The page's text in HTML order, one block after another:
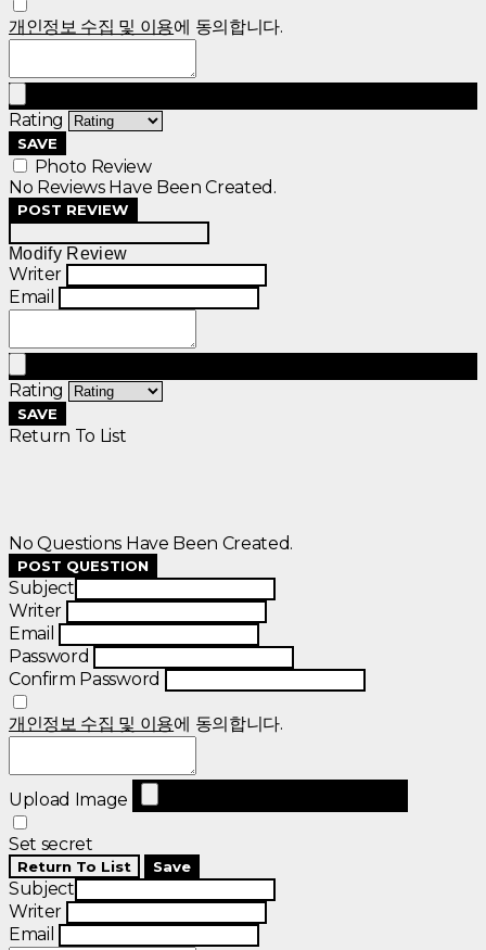
개인정보 수집 및 이용에 동의합니다.
Rating
SAVE
Photo Review
No Reviews Have Been Created.
POST REVIEW
Modify Review
Writer
Email
Rating
SAVE
Return To List
No Questions Have Been Created.
POST QUESTION
Subject
Writer
Email
Password
Confirm Password
개인정보 수집 및 이용에 동의합니다.
Upload Image
Set secret
Return To List Save
Subject
Writer
Email